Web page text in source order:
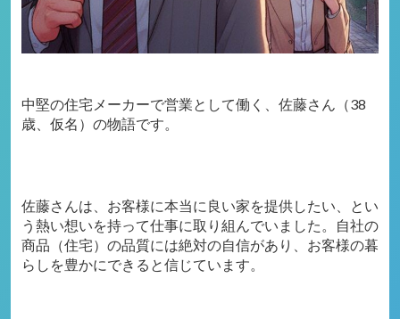
中堅の住宅メーカーで営業として働く、佐藤さん（38
歳、仮名）の物語です。
佐藤さんは、お客様に本当に良い家を提供したい、とい
う熱い想いを持って仕事に取り組んでいました。
自社の
商品（住宅）の品質には絶対の自信があり、お客様の暮
らしを豊かにできると信じています。